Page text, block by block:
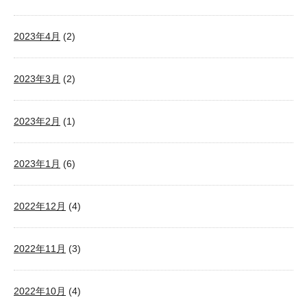
2023年4月 (2)
2023年3月 (2)
2023年2月 (1)
2023年1月 (6)
2022年12月 (4)
2022年11月 (3)
2022年10月 (4)